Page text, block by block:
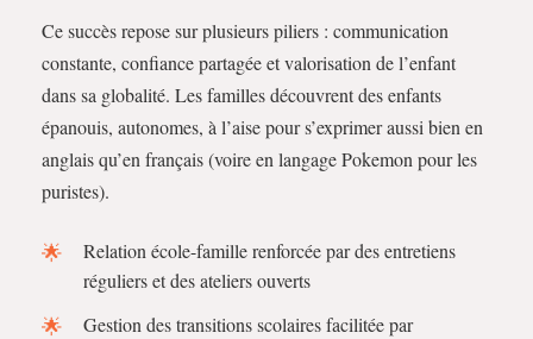
Ce succès repose sur plusieurs piliers : communication
constante, confiance partagée et valorisation de l’enfant
dans sa globalité. Les familles découvrent des enfants
épanouis, autonomes, à l’aise pour s’exprimer aussi bien en
anglais qu’en français (voire en langage Pokemon pour les
puristes).
Relation école-famille renforcée par des entretiens
réguliers et des ateliers ouverts
Gestion des transitions scolaires facilitée par